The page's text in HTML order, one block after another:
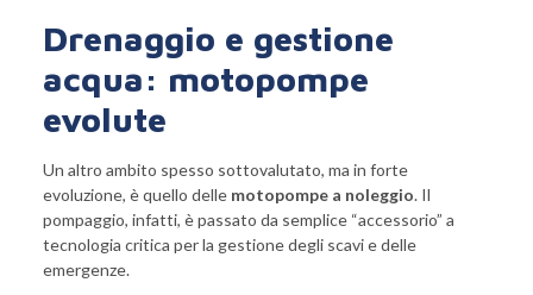
Drenaggio e gestione
acqua: motopompe
evolute
Un altro ambito spesso sottovalutato, ma in forte
evoluzione, è quello delle motopompe a noleggio. Il
pompaggio, infatti, è passato da semplice “accessorio” a
tecnologia critica per la gestione degli scavi e delle
emergenze.